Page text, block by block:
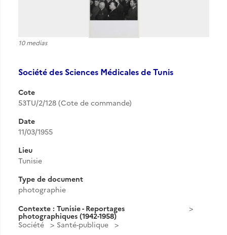
10 medias
Société des Sciences Médicales de Tunis
Cote
53TU/2/128 (Cote de commande)
Date
11/03/1955
Lieu
Tunisie
Type de document
photographie
Contexte : Tunisie - Reportages
photographiques (1942-1958)
Société
Santé-publique